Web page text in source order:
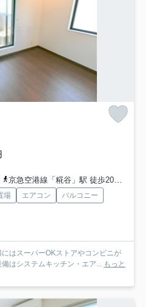
京急空港線「糀谷」駅 徒歩20分
場 エアコン
バルコニー
はスーパーOKストアやコンビニが
はシステムキッチン・エア... もっと